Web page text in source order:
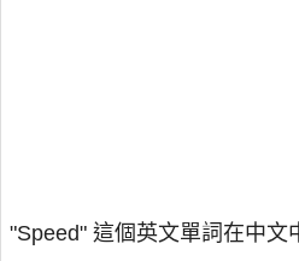
"Speed" 這個英文單詞在中文